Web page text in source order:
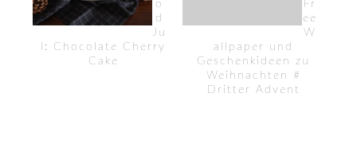
o
d
Ju
l: Chocolate Cherry
Cake
Fr
ee
W
allpaper und
Geschenkideen zu
Weihnachten #
Dritter Advent